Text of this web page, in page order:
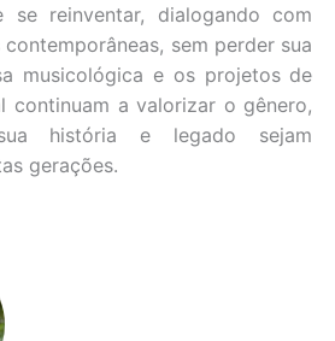
se reinventar, dialogando com
sem perder sua
musicológica e os projetos de
continuam a valorizar o gênero,
história e legado sejam
gerações.